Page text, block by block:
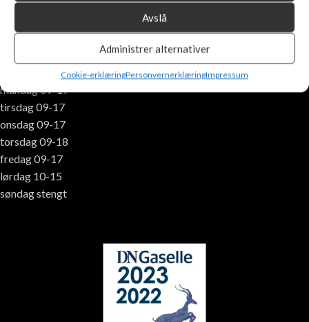
Avslå
Administrer alternativer
Cookie-erklæringPersonvernerklæringImpressum
post@peiskongen.no
Åpningstider:
mandag 09-17
tirsdag 09-17
onsdag 09-17
torsdag 09-18
fredag 09-17
lørdag 10-15
søndag stengt